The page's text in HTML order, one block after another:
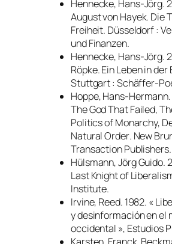
Hennecke, Hans-Jörg.
August von Hayek. Die
Freiheit. Düsseldorf :
und Finanzen.
Hennecke, Hans-Jörg.
Röpke. Ein Leben in der
Stuttgart : Schäffer-
Hoppe, Hans-Hermann.
The God That Failed,
Politics of Monarchy,
Natural Order. New
Transaction Publishers.
Hülsmann, Jörg Guido.
Last Knight of
Institute.
Irvine, Reed. 1982. «
y desinformación en el
occidental », Estudios